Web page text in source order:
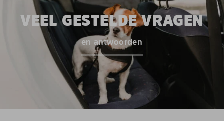
VEEL GESTELDE VRAGEN
en antwoorden